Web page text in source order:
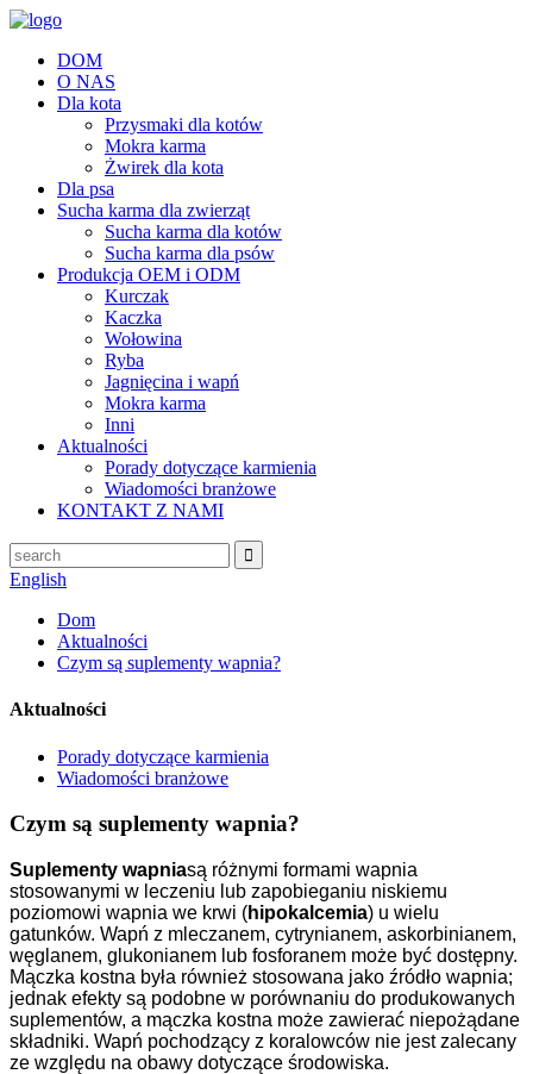
DOM
O NAS
Dla kota
Przysmaki dla kotów
Mokra karma
Żwirek dla kota
Dla psa
Sucha karma dla zwierząt
Sucha karma dla kotów
Sucha karma dla psów
Produkcja OEM i ODM
Kurczak
Kaczka
Wołowina
Ryba
Jagnięcina i wapń
Mokra karma
Inni
Aktualności
Porady dotyczące karmienia
Wiadomości branżowe
KONTAKT Z NAMI
English
Dom
Aktualności
Czym są suplementy wapnia?
Aktualności
Porady dotyczące karmienia
Wiadomości branżowe
Czym są suplementy wapnia?
Suplementy wapniasą różnymi formami wapnia
stosowanymi w leczeniu lub zapobieganiu niskiemu
poziomowi wapnia we krwi (hipokalcemia) u wielu
gatunków. Wapń z mleczanem, cytrynianem, askorbinianem,
węglanem, glukonianem lub fosforanem może być dostępny.
Mączka kostna była również stosowana jako źródło wapnia;
jednak efekty są podobne w porównaniu do produkowanych
suplementów, a mączka kostna może zawierać niepożądane
składniki. Wapń pochodzący z koralowców nie jest zalecany
ze względu na obawy dotyczące środowiska.